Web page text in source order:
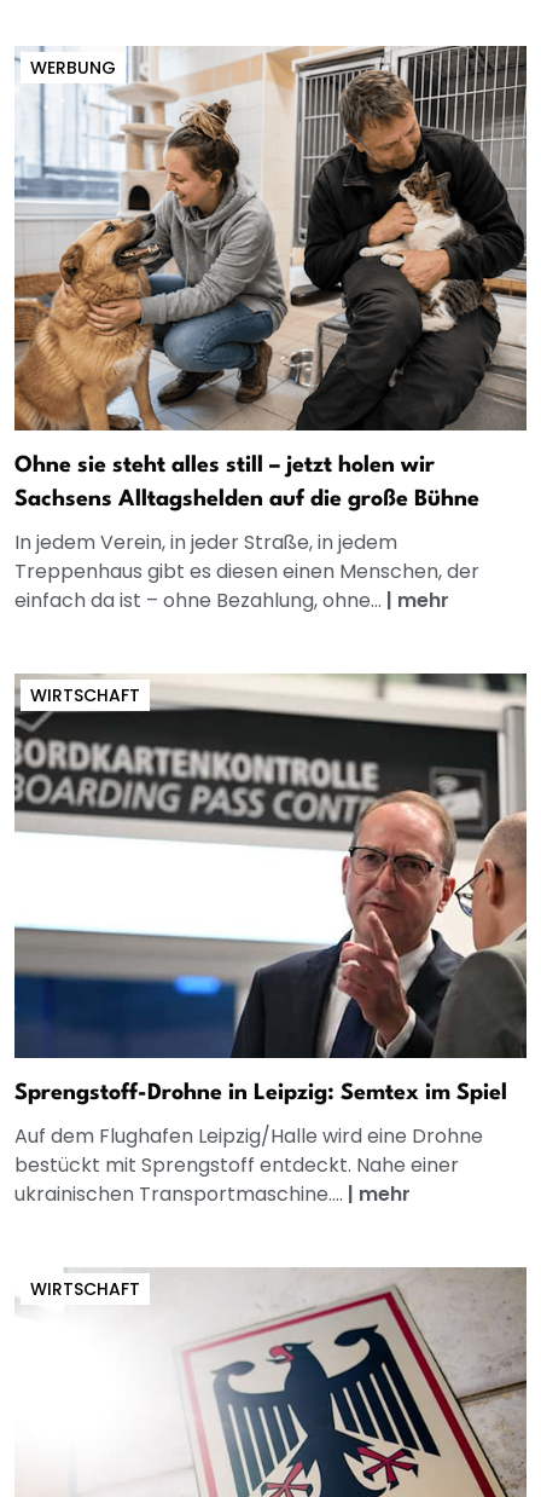
WERBUNG
Ohne sie steht alles still – jetzt holen wir
Sachsens Alltagshelden auf die große Bühne
In jedem Verein, in jeder Straße, in jedem
Treppenhaus gibt es diesen einen Menschen, der
einfach da ist – ohne Bezahlung, ohne... | mehr
WIRTSCHAFT
Sprengstoff-Drohne in Leipzig: Semtex im Spiel
Auf dem Flughafen Leipzig/Halle wird eine Drohne
bestückt mit Sprengstoff entdeckt. Nahe einer
ukrainischen Transportmaschine.... | mehr
WIRTSCHAFT